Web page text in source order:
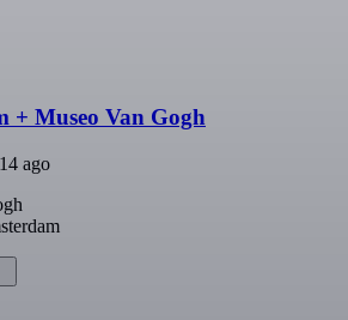
+ Museo Van Gogh
ago